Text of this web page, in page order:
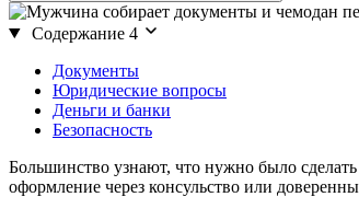
Содержание 4
Документы
Юридические вопросы
Деньги и банки
Безопасность
Большинство узнают, что нужно было
оформление через консульство или